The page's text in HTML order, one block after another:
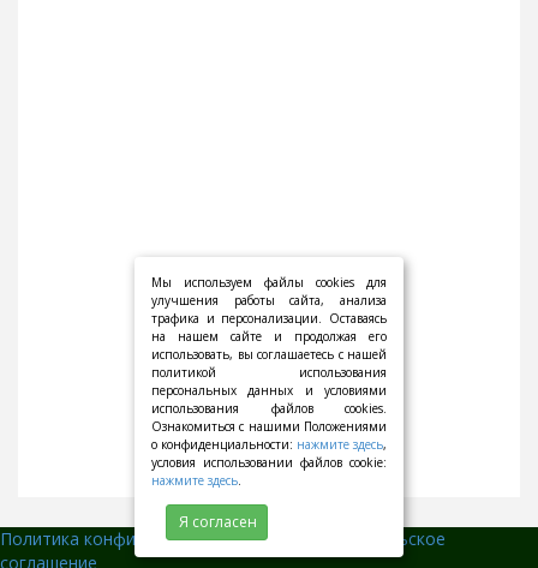
Политика конфиденциальности||
Пользовательское
соглашение
Мы используем файлы cookies для
улучшения работы сайта, анализа
трафика и персонализации. Оставаясь
на нашем сайте и продолжая его
использовать, вы соглашаетесь с нашей
политикой использования
персональных данных и условиями
использования файлов cookies.
Ознакомиться с нашими Положениями
о конфиденциальности: нажмите здесь,
условия использовании файлов cookie:
нажмите здесь.
Я согласен